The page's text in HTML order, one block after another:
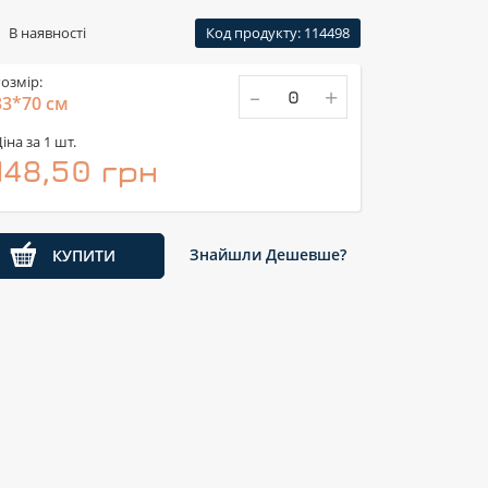
В наявності Код продукту: 114498
см
за 1 шт.
грн
- +
КУПИТИ Знайшли Дешевше?